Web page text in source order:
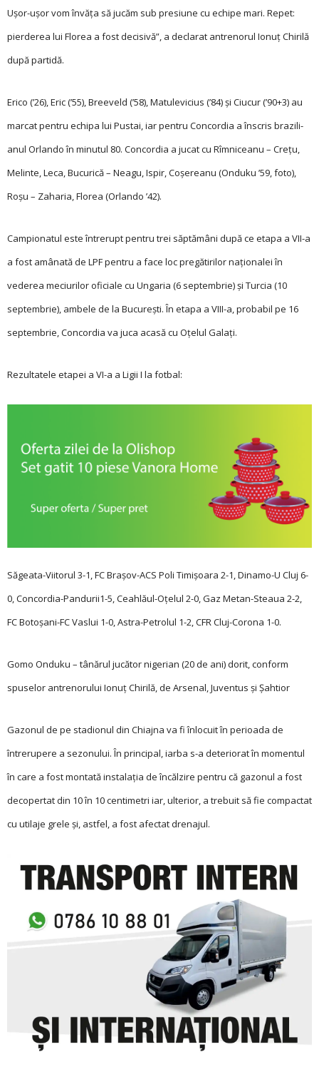
Ușor-ușor vom învăţa să jucăm sub presiune cu echipe mari. Repet:
pierderea lui Florea a fost decisivă”, a declarat antrenorul Ionuț Chirilă
după partidă.
Erico (’26), Eric (’55), Breeveld (’58), Matulevicius (’84) și Ciucur (’90+3) au
marcat pentru echipa lui Pustai, iar pentru Concordia a înscris brazili­
anul Orlando în minutul 80. Concordia a jucat cu Rîmniceanu – Creţu,
Melinte, Leca, Bucurică – Neagu, Ispir, Coșereanu (Onduku ’59, foto),
Roșu – Zaharia, Florea (Orlando ’42).
Campionatul este întrerupt pentru trei săptămâni după ce etapa a VII-a
a fost amânată de LPF pentru a face loc pregătirilor naționalei în
vederea meciurilor oficiale cu Ungaria (6 septembrie) și Turcia (10
septembrie), ambele de la București. În etapa a VIII-a, probabil pe 16
septembrie, Concordia va juca acasă cu Oțelul Galați.
Rezultatele etapei a VI-a a Ligii I la fotbal:
Săgeata-Viitorul 3-1, FC Brașov-ACS Poli Timișoara 2-1, Dinamo-U Cluj 6-
0, Concordia-Pandurii1-5, Ceahlăul-Oţelul 2-0, Gaz Metan-Steaua 2-2,
FC Botoșani-FC Vaslui 1-0, Astra-Petrolul 1-2, CFR Cluj-Corona 1-0.
Gomo Onduku – tânărul jucător nigerian (20 de ani) dorit, conform
spuselor antrenorului Ionuț Chirilă, de Arsenal, Juventus și Șahtior
Gazonul de pe stadionul din Chiajna va fi înlocuit în perioada de
întrerupere a sezonului. În principal, iarba s-a deteriorat în momentul
în care a fost montată instalaţia de încălzire pentru că gazonul a fost
decopertat din 10 în 10 centimetri iar, ulterior, a trebuit să fie compactat
cu utilaje grele și, astfel, a fost afectat drenajul.